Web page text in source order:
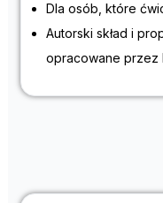
Dla osób, które
Autorski skład i
opracowane przez